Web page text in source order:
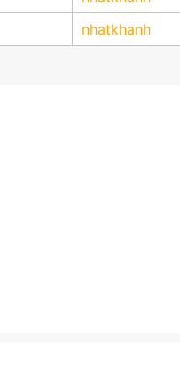
nhatkhanh